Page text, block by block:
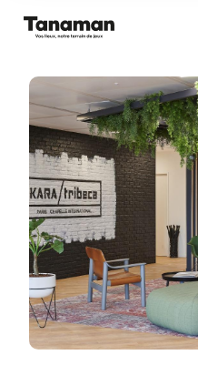
Inhalt
springen